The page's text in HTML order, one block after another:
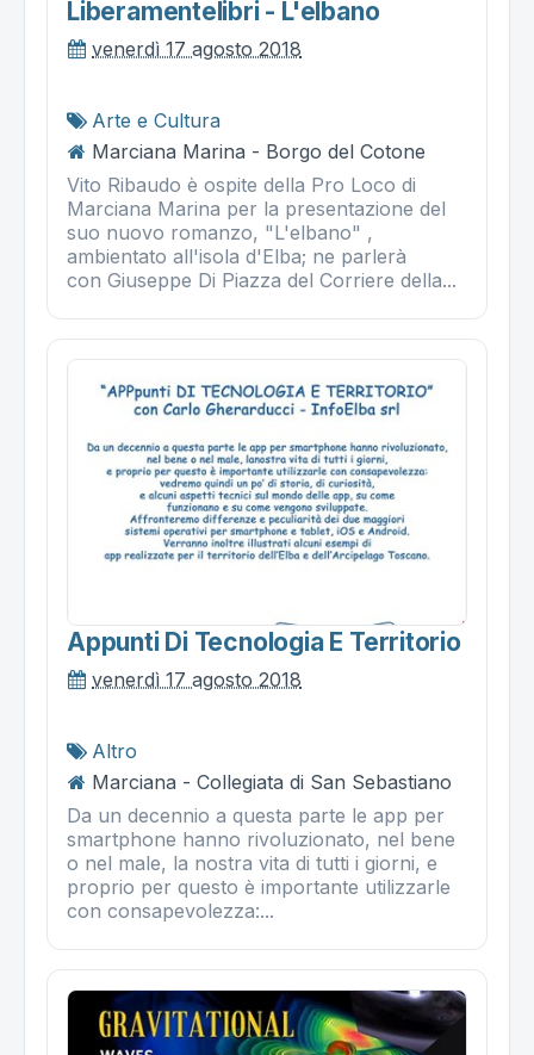
Liberamentelibri - L'elbano
venerdì 17 agosto 2018
Arte e Cultura
Marciana Marina - Borgo del Cotone
Vito Ribaudo è ospite della Pro Loco di
Marciana Marina per la presentazione del
suo nuovo romanzo, "L'elbano" ,
ambientato all'isola d'Elba; ne parlerà
con Giuseppe Di Piazza del Corriere della...
Appunti Di Tecnologia E Territorio
venerdì 17 agosto 2018
Altro
Marciana - Collegiata di San Sebastiano
Da un decennio a questa parte le app per
smartphone hanno rivoluzionato, nel bene
o nel male, la nostra vita di tutti i giorni, e
proprio per questo è importante utilizzarle
con consapevolezza:...